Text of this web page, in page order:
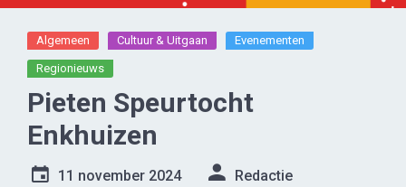
Algemeen Cultuur & Uitgaan Evenementen
Regionieuws
Pieten Speurtocht
Enkhuizen
11 november 2024 Redactie